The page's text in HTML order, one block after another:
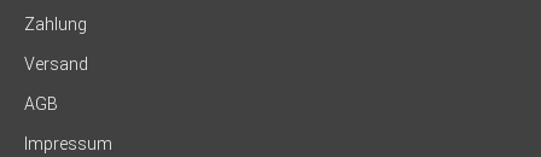
Zahlung
Versand
AGB
Impressum